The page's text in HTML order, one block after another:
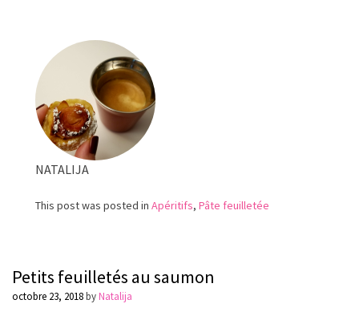
fromage
NATALIJA
This post was posted in Apéritifs, Pâte feuilletée
Petits feuilletés au saumon
octobre 23, 2018byNatalija